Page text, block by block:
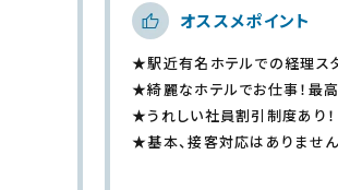
オススメポイント
★駅近有名ホテルでの経理ス
★綺麗なホテルでお仕事！最
★うれしい社員割引制度あり！
★基本、接客対応はありませ